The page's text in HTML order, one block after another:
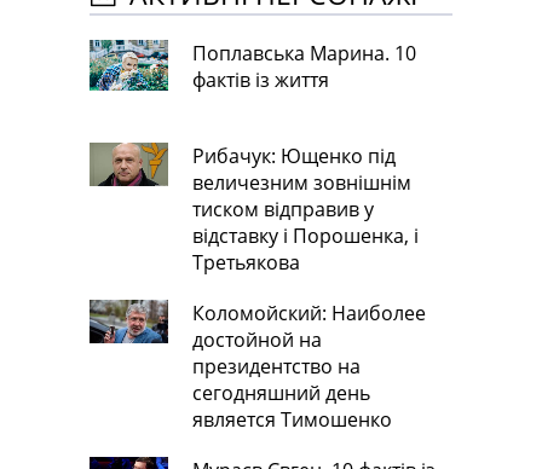
Поплавська Марина. 10
фактів із життя
Рибачук: Ющенко під
величезним зовнішнім
тиском відправив у
відставку і Порошенка, і
Третьякова
Коломойский: Наиболее
достойной на
президентство на
сегодняшний день
является Тимошенко